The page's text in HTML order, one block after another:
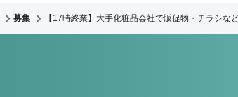
募集 【17時終業】大手化粧品会社で販促物・チラシな